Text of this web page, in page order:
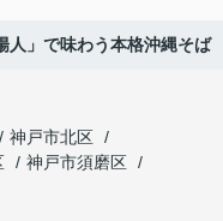
人」で味わう本格沖縄そば
神戸市北区
神戸市須磨区